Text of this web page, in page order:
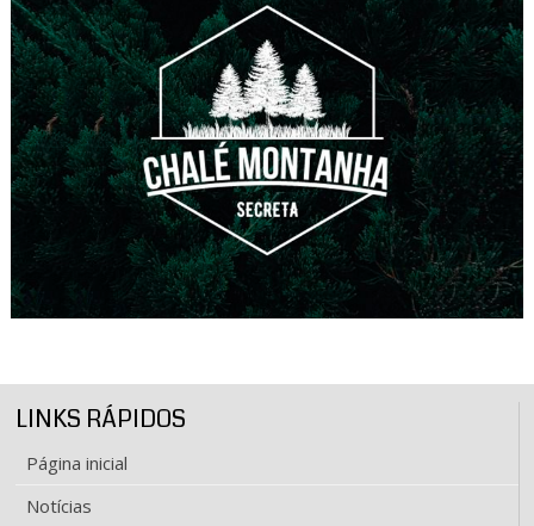
LINKS RÁPIDOS
Página inicial
Notícias